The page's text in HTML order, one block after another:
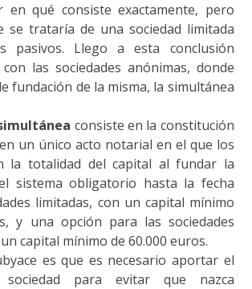
en qué consiste exactamente, pero
se trataría de una sociedad limitada
pasivos. Llego a esta conclusión
las sociedades anónimas, donde
fundación de la misma, la simultánea
consiste en la constitución
un único acto notarial en el que los
la totalidad del capital al fundar la
sistema obligatorio hasta la fecha
limitadas, con un capital mínimo
y una opción para las sociedades
capital mínimo de 60.000 euros.
es que es necesario aportar el
para evitar que nazca